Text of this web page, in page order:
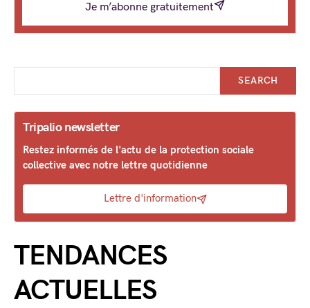
Je m’abonne gratuitement
SEARCH
Tripalio newsletter
Restez informés de l'actu de la protection sociale
collective avec notre lettre quotidienne
Lettre d'information
TENDANCES
ACTUELLES